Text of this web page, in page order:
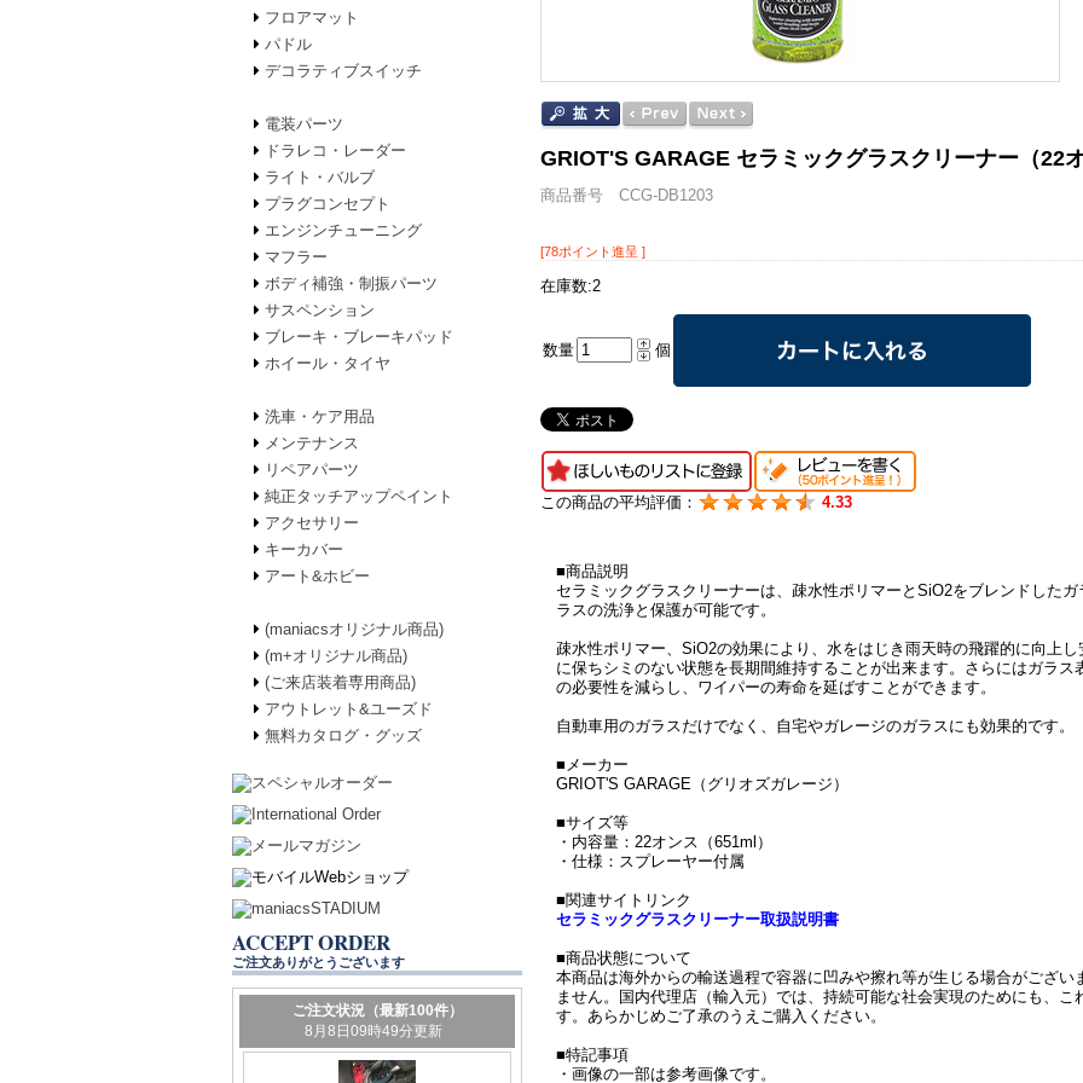
フロアマット
パドル
デコラティブスイッチ
電装パーツ
ドラレコ・レーダー
ライト・バルブ
プラグコンセプト
エンジンチューニング
マフラー
ボディ補強・制振パーツ
サスペンション
ブレーキ・ブレーキパッド
ホイール・タイヤ
洗車・ケア用品
メンテナンス
リペアパーツ
純正タッチアップペイント
アクセサリー
キーカバー
アート&ホビー
(maniacsオリジナル商品)
(m+オリジナル商品)
(ご来店装着専用商品)
アウトレット&ユーズド
無料カタログ・グッズ
ACCEPT ORDER
ご注文ありがとうございます
GRIOT'S GARAGE セラミックグラスクリーナー（22
商品番号 CCG-DB1203
[78ポイント進呈 ]
在庫数:2
数量 個
この商品の平均評価： 4.33
■商品説明
セラミックグラスクリーナーは、疎水性ポリマーとSiO2をブレンドした
ラスの洗浄と保護が可能です。
疎水性ポリマー、SiO2の効果により、水をはじき雨天時の飛躍的に向上
に保ちシミのない状態を長期間維持することが出来ます。さらにはガラ
の必要性を減らし、ワイパーの寿命を延ばすことができます。
自動車用のガラスだけでなく、自宅やガレージのガラスにも効果的です。
■メーカー
GRIOT'S GARAGE（グリオズガレージ）
■サイズ等
・内容量：22オンス（651ml）
・仕様：スプレーヤー付属
■関連サイトリンク
セラミックグラスクリーナー取扱説明書
■商品状態について
本商品は海外からの輸送過程で容器に凹みや擦れ等が生じる場合がござ
ません。国内代理店（輸入元）では、持続可能な社会実現のためにも、
す。あらかじめご了承のうえご購入ください。
■特記事項
・画像の一部は参考画像です。